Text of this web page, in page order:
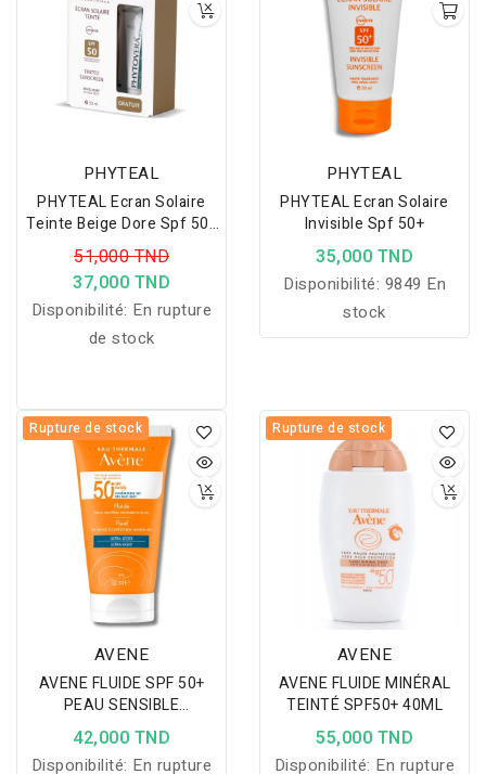
acnéique.
lumineux et confortable
au quotidien.
PHYTEAL
PHYTEAL Ecran Solaire
Teinte Beige Dore Spf 50+
Gel Phytovera Gratuit
51,000 TND
37,000 TND
Disponibilité: En rupture
de stock
PHYTEAL
PHYTEAL Ecran Solaire
Invisible Spf 50+
35,000 TND
Disponibilité: 9849 En
stock
Rupture de stock
AVENE
AVENE FLUIDE SPF 50+
PEAU SENSIBLE
NORMALES A MIXTES
50ML
42,000 TND
Disponibilité: En rupture
Rupture de stock
AVENE
AVENE FLUIDE MINÉRAL
TEINTÉ SPF50+ 40ML
55,000 TND
Disponibilité: En rupture